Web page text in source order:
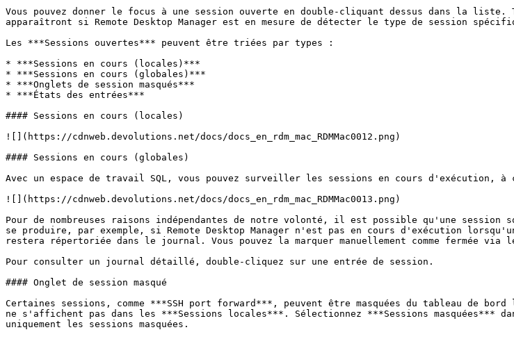
Vous pouvez donner le focus à une session ouverte en double-cliquant dessus dans la
apparaîtront si Remote Desktop Manager est en mesure de détecter le type de session
Les ***Sessions ouvertes*** peuvent être triées par types :
* ***Sessions en cours (locales)***
* ***Sessions en cours (globales)***
* ***Onglets de session masqués***
* ***États des entrées***
#### Sessions en cours (locales)
![](https://cdnweb.devolutions.net/docs/docs_en_rdm_mac_RDMMac0012.png)
#### Sessions en cours (globales)
Avec un espace de travail SQL, vous pouvez surveiller les sessions en cours d'exécution, à
![](https://cdnweb.devolutions.net/docs/docs_en_rdm_mac_RDMMac0013.png)
Pour de nombreuses raisons indépendantes de notre volonté, il est possible qu'une session
se produire, par exemple, si Remote Desktop Manager n'est pas en cours d'exécution
restera répertoriée dans le journal. Vous pouvez la marquer manuellement comme fermée via
Pour consulter un journal détaillé, double-cliquez sur une entrée de session.
#### Onglet de session masqué
Certaines sessions, comme ***SSH port forward***, peuvent être masquées du tableau de
ne s'affichent pas dans les ***Sessions locales***. Sélectionnez ***Sessions
uniquement les sessions masquées.